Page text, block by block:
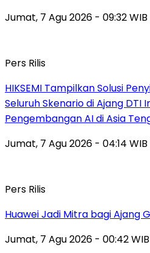
Jumat, 7 Agu 2026 - 09:32 WIB
Pers Rilis
HIKSEMI Tampilkan Solusi
Seluruh Skenario di Ajang DTI
Pengembangan AI di Asia
Jumat, 7 Agu 2026 - 04:14 WIB
Pers Rilis
Huawei Jadi Mitra bagi Ajang
Jumat, 7 Agu 2026 - 00:42 WIB